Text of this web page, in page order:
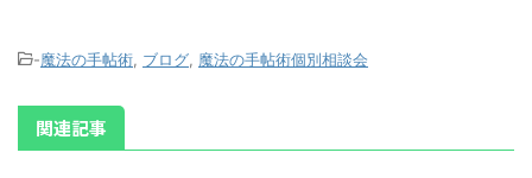
-魔法の手帖術 ブログ 魔法の手帖術個別相談会
関連記事